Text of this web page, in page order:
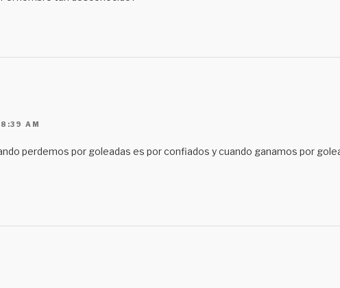
AM
perdemos por goleadas es por confiados y cuando ganamos por